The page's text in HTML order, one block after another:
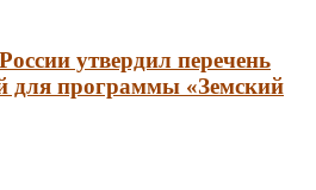
утвердил перечень
для программы «Земский